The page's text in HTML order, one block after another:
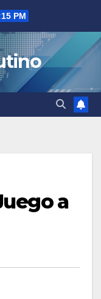
PM
a